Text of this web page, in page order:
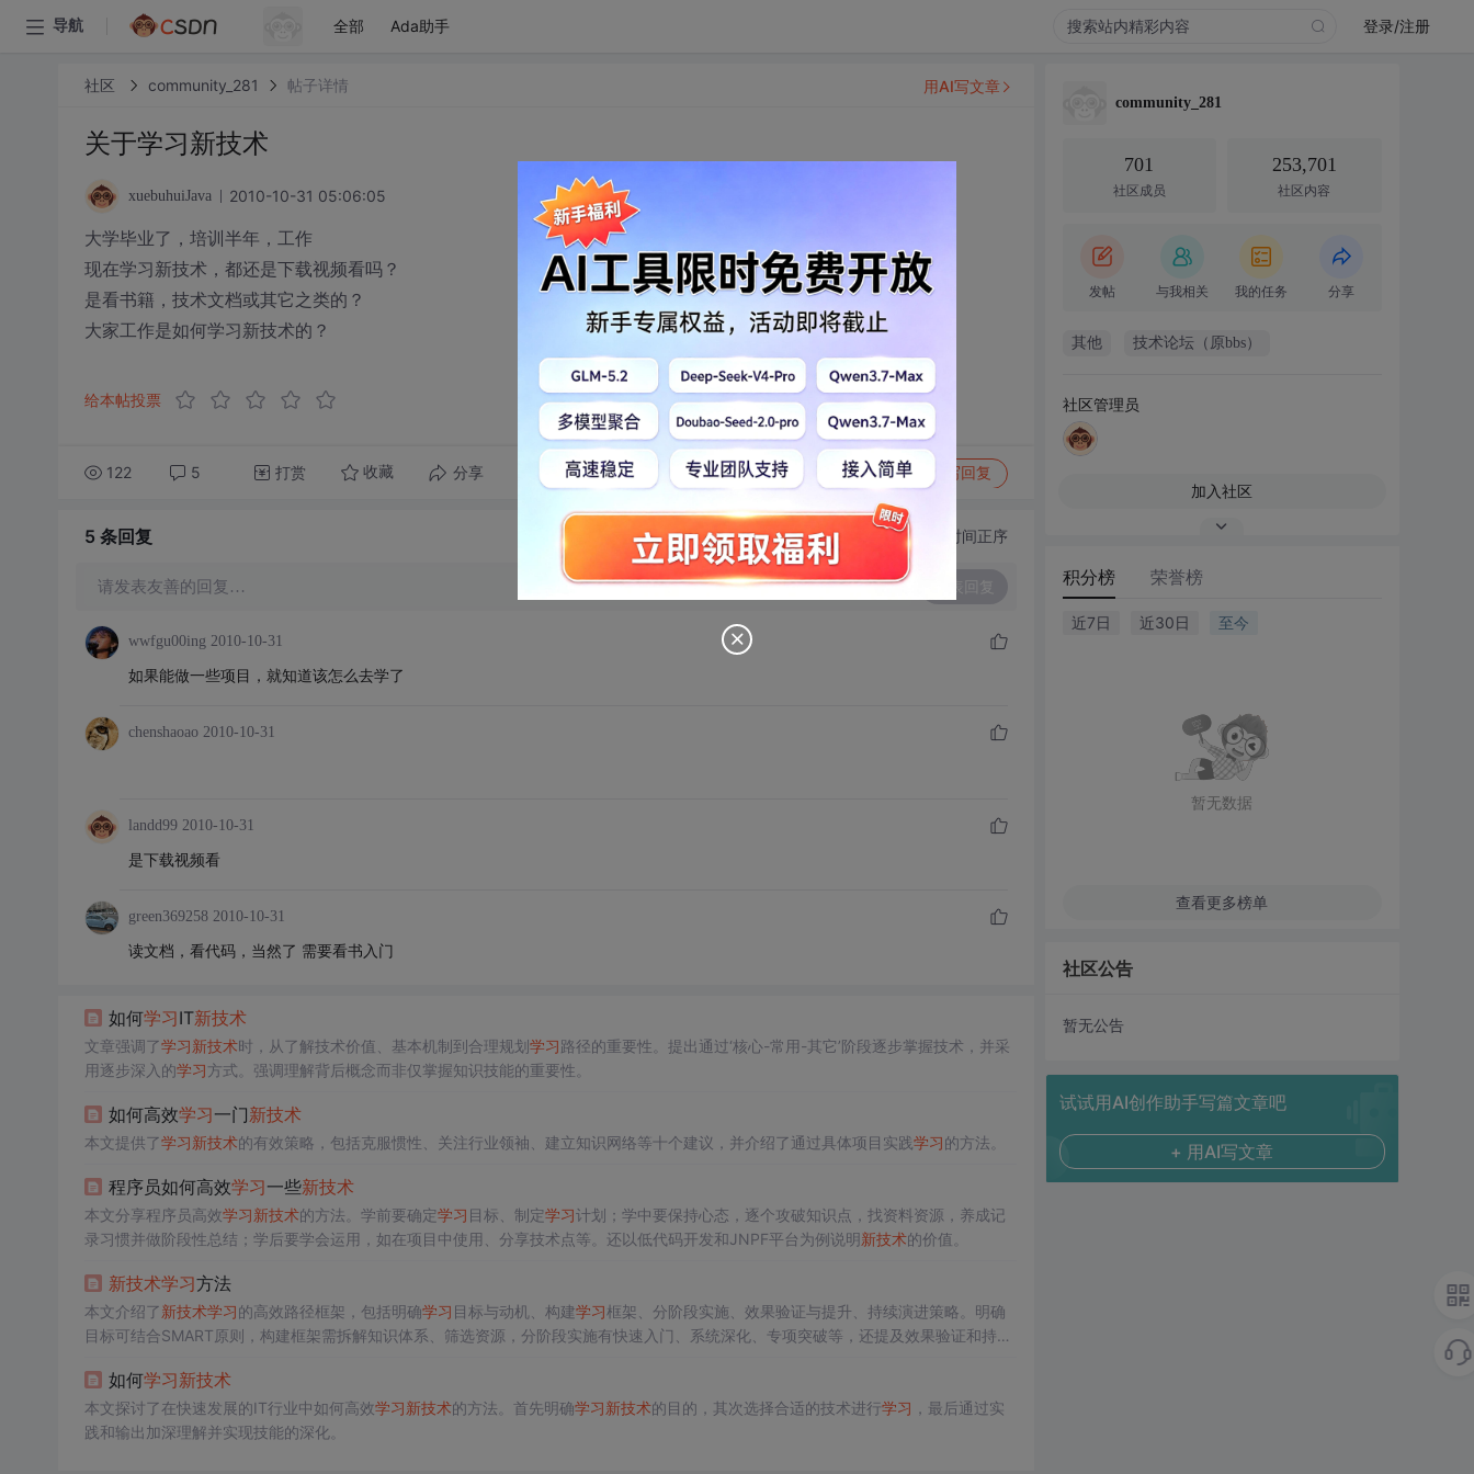
导航 全部 Ada助手 登录/注册
社区 community_281 帖子详情
关于学习新技术
xuebuhuiJava 2010-10-31 05:06:05
大学毕业了，培训半年，工作
现在学习新技术，都还是下载视频看吗？
是看书籍，技术文档或其它之类的？
大家工作是如何学习新技术的？
给本帖投票
122 5 打赏 收藏 分享 转发到动态 举报 写回复
用AI写文章
5 条回复 切换为时间正序
请发表友善的回复…
wwfgu00ing 2010-10-31
如果能做一些项目，就知道该怎么去学了
chenshaoao 2010-10-31
landd99 2010-10-31
是下载视频看
green369258 2010-10-31
读文档，看代码，当然了 需要看书入门
如何学习IT新技术
文章强调了学习新技术时，从了解技术价值、基本机制到合理规划学习路径的重要性。提出通过‘核心-常用-其它’阶段逐步掌握技术，并采
用逐步深入的学习方式。强调理解背后概念而非仅掌握知识技能的重要性。
如何高效学习一门新技术
本文提供了学习新技术的有效策略，包括克服惯性、关注行业领袖、建立知识网络等十个建议，并介绍了通过具体项目实践学习的方法。
程序员如何高效学习一些新技术
本文分享程序员高效学习新技术的方法。学前要确定学习 目标、制定学习计划；学中要保持心态，逐个攻破知识点，找资料资源，养成记
录习惯并做阶段性总结；学后要学会运用，如在项目中使用、分享技术点等。还以低代码开发和JNPF平台为例说明新技术的价值。
新技术学习方法
本文介绍了新技术学习的高效路径框架，包括明确学习 目标与动机、构建学习框架、分阶段实施、效果验证与提升、持续演进策略。明确
目标可结合SMART原则，构建框架需拆解知识体系、筛选资源，分阶段实施有快速入门、系统深化、专项突破等，还提及效果验证和持续
如何学习新技术
本文探讨了在快速发展的IT行业中如何高效学习新技术的方法。首先明确学习新技术的目的，其次选择合适的技术进行学习 ，最后通过实
践和输出加深理解并实现技能的深化。
community_281
701
社区成员
253,701
社区内容
发帖 与我相关 我的任务 分享
其他 技术论坛（原bbs）
社区管理员
加入社区
积分榜 荣誉榜
近7日 近30日 至今
暂无数据
查看更多榜单
社区公告
暂无公告
试试用AI创作助手写篇文章吧
+ 用AI写文章